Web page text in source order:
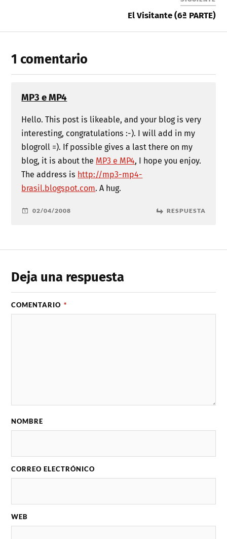
El Visitante (6ª PARTE)
1 comentario
MP3 e MP4
Hello. This post is likeable, and your blog is very
interesting, congratulations :-). I will add in my
blogroll =). If possible gives a last there on my
blog, it is about the MP3 e MP4, I hope you enjoy.
The address is http://mp3-mp4-
brasil.blogspot.com. A hug.
02/04/2008 RESPUESTA
Deja una respuesta
COMENTARIO *
NOMBRE
CORREO ELECTRÓNICO
WEB